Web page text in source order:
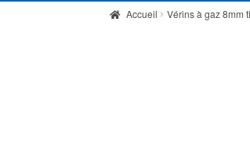
Accueil Vérins à gaz 8mm